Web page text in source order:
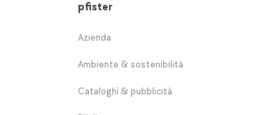
pfister
Azienda
Ambiente & sostenibilità
Cataloghi & pubblicità